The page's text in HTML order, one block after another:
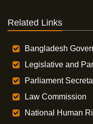
Related Links
Bangladesh
Legislative and
Parliament
Law Commission
National Human